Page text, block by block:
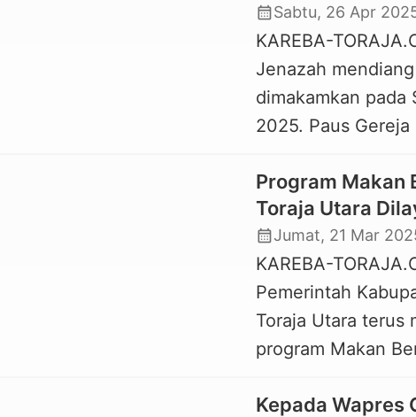
Merah Putih
Kecamatan Sopai,
Bupati Toraja
Palimbong dan
Silambi
ini. Data dari […]
Jokowi
calendar_monthSabtu, 26 Apr
KAREBA-
Jenazah
dimakamkan pada
2025. Paus
tersebut, wafat
Prosesi
diawali dengan
dari Casa Santa
selama menjabat)
Petrus pada
Dari […]
Program Makan
Toraja Utara
calendar_monthJumat, 21 Mar
KAREBA-
Pemerintah
Toraja Utara terus
program Makan
andalan Presiden
Kepada Wapres